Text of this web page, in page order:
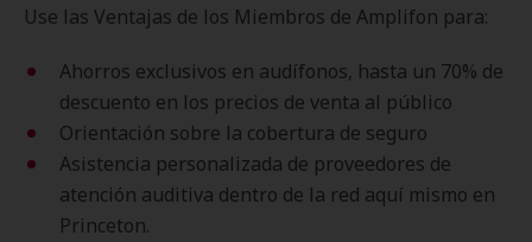
Use las Ventajas de los Miembros de Amplifon para:
Ahorros exclusivos en audífonos, hasta un 70% de
descuento en los precios de venta al público
Orientación sobre la cobertura de seguro
Asistencia personalizada de proveedores de
atención auditiva dentro de la red aquí mismo en
Princeton.